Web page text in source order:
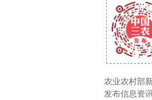
农业农村部
发布信息资